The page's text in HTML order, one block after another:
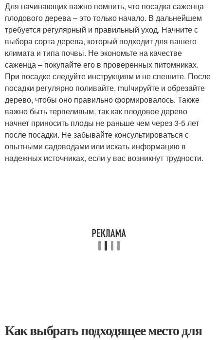
Для начинающих важно помнить, что посадка саженца
плодового дерева – это только начало. В дальнейшем
требуется регулярный и правильный уход. Начните с
выбора сорта дерева, который подходит для вашего
климата и типа почвы. Не экономьте на качестве
саженца – покупайте его в проверенных питомниках.
При посадке следуйте инструкциям и не спешите. После
посадки регулярно поливайте, mulчируйте и обрезайте
дерево, чтобы оно правильно формировалось. Также
важно быть терпеливым, так как плодовое дерево
начнет приносить плоды не раньше чем через 3-5 лет
после посадки. Не забывайте консультироваться с
опытными садоводами или искать информацию в
надежных источниках, если у вас возникнут трудности.
Как выбрать подходящее место для